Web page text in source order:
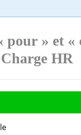
pour » et «
HR